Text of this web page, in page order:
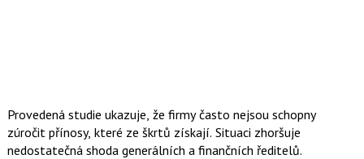
Provedená studie ukazuje, že firmy často nejsou schopny
zúročit přínosy, které ze škrtů získají. Situaci zhoršuje
nedostatečná shoda generálních a finančních ředitelů.